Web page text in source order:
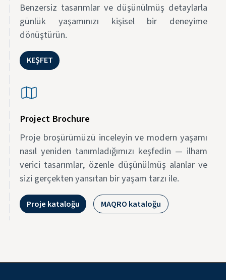
Benzersiz tasarımlar ve düşünülmüş detaylarla
günlük yaşamınızı kişisel bir deneyime
dönüştürün.
KEŞFET
Project Brochure
Proje broşürümüzü inceleyin ve modern yaşamı
nasıl yeniden tanımladığımızı keşfedin — ilham
verici tasarımlar, özenle düşünülmüş alanlar ve
sizi gerçekten yansıtan bir yaşam tarzı ile.
Proje kataloğu MAQRO kataloğu